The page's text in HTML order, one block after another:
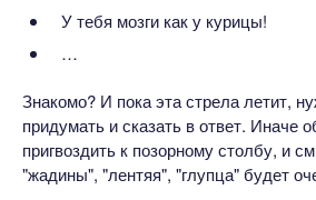
У тебя мозги как у курицы!
…
Знакомо? И пока эта стрела летит,
придумать и сказать в ответ. Иначе
пригвоздить к позорному столбу, и
"жадины", "лентяя", "глупца" будет